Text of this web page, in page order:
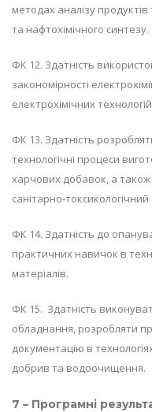
методах аналізу продуктів
та нафтохімічного синтезу.
ФК 12. Здатність
закономірності
електрохімічних
ФК 13. Здатність
технологічні процеси
харчових добавок, а також
санітарно-токсикологічний
ФК 14. Здатність до
практичних навичок в
матеріалів.
ФК 15. Здатність
обладнання, розробляти
документацію в
добрив та водоочищення.
7 – Програмні